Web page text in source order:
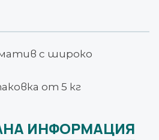
с широко
от 5 кг
ИНФОРМАЦИЯ